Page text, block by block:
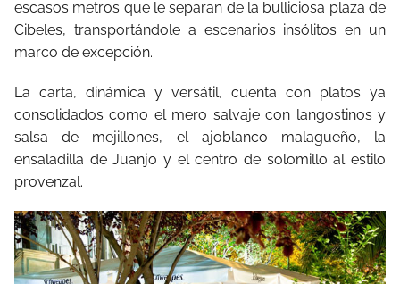
escasos metros que le separan de la bulliciosa plaza de
Cibeles, transportándole a escenarios insólitos en un
marco de excepción.
La carta, dinámica y versátil, cuenta con platos ya
consolidados como el mero salvaje con langostinos y
salsa de mejillones, el ajoblanco malagueño, la
ensaladilla de Juanjo y el centro de solomillo al estilo
provenzal.